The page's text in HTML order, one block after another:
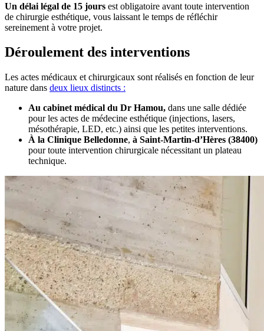
Un délai légal de 15 jours est obligatoire avant toute intervention
de chirurgie esthétique, vous laissant le temps de réfléchir
sereinement à votre projet.
Déroulement des interventions
Les actes médicaux et chirurgicaux sont réalisés en fonction de leur
nature dans deux lieux distincts :
Au cabinet médical du Dr Hamou, dans une salle dédiée
pour les actes de médecine esthétique (injections, lasers,
mésothérapie, LED, etc.) ainsi que les petites interventions.
À la Clinique Belledonne, à Saint-Martin-d’Hères (38400)
pour toute intervention chirurgicale nécessitant un plateau
technique.